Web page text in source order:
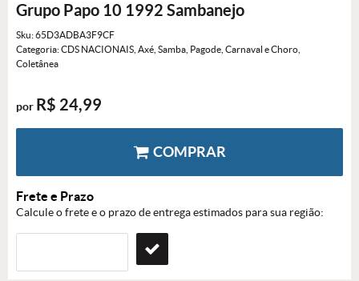
Grupo Papo 10 1992 Sambanejo
Sku:65D3ADBA3F9CF
Categoria:CDS NACIONAIS Axé, Samba, Pagode, Carnaval e Choro
Coletânea
por R$ 24,99
COMPRAR
Frete e Prazo
Calcule o frete e o prazo de entrega estimados para sua região: